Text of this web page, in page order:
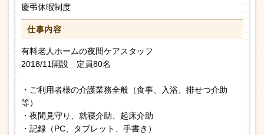
慶弔休暇制度
仕事内容
有料老人ホームの夜間ケアスタッフ
2018/11開設 定員80名
・ご利用者様の介護業務全般（食事、入浴、排せつ介助
等）
・夜間見守り、就寝介助、起床介助
・記録（PC、タブレット、手書き）